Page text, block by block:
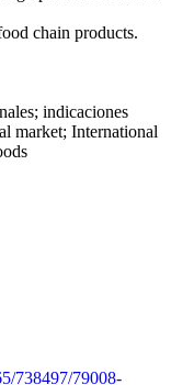
chain products.
indicaciones
market; International
738497/79008-